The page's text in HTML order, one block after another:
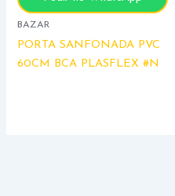
BAZAR
PORTA SANFONADA PVC
60CM BCA PLASFLEX #N